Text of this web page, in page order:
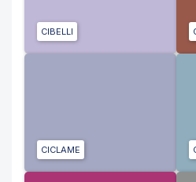
CIBELLI
CICLAME